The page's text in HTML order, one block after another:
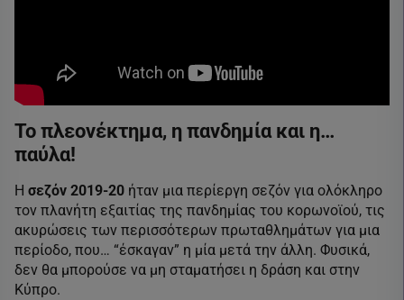
Το πλεονέκτημα, η πανδημία και η…
παύλα!
Η σεζόν 2019-20 ήταν μια περίεργη σεζόν για ολόκληρο
τον πλανήτη εξαιτίας της πανδημίας του κορωνοϊού, τις
ακυρώσεις των περισσότερων πρωταθλημάτων για μια
περίοδο, που… “έσκαγαν” η μία μετά την άλλη. Φυσικά,
δεν θα μπορούσε να μη σταματήσει η δράση και στην
Κύπρο.